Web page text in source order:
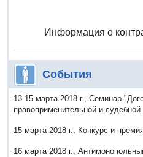
Информация о
События
13-15 марта 2018 г., Семинар
правоприменительной и судебной
15 марта 2018 г., Конкурс и
16 марта 2018 г.,